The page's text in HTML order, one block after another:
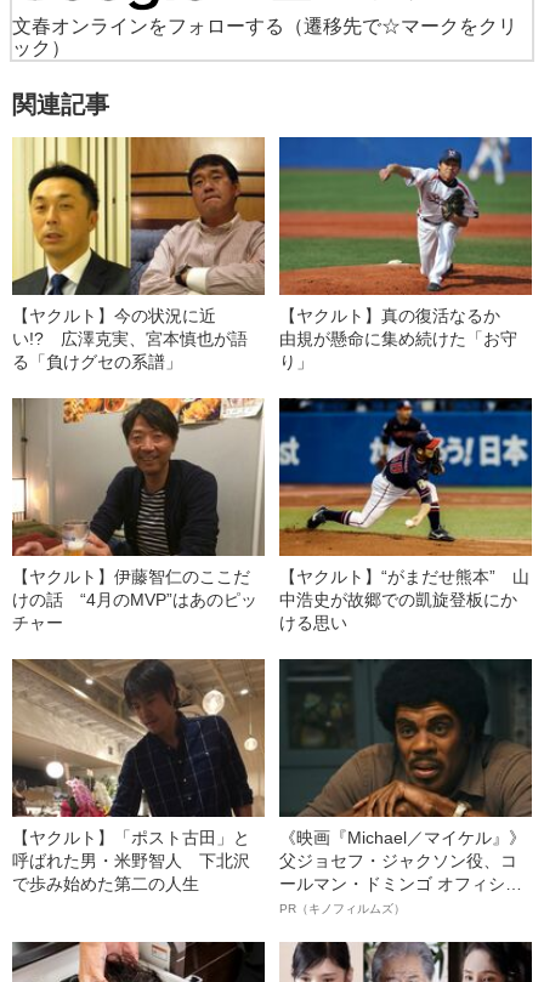
文春オンラインをフォローする
（遷移先で☆マークをクリ
ック）
関連記事
【ヤクルト】今の状況に近
い!? 広澤克実、宮本慎也が語
る「負けグセの系譜」
【ヤクルト】真の復活なるか
由規が懸命に集め続けた「お守
り」
【ヤクルト】伊藤智仁のここだ
けの話 “4月のMVP”はあのピッ
チャー
【ヤクルト】“がまだせ熊本” 山
中浩史が故郷での凱旋登板にか
ける思い
【ヤクルト】「ポスト古田」と
呼ばれた男・米野智人 下北沢
で歩み始めた第二の人生
《映画『Michael／マイケル』》
父ジョセフ・ジャクソン役、コ
ールマン・ドミンゴ オフィシャ
ルインタビュー“観客を魅了した
語る”《日本興収70億円突破》
PR（キノフィルムズ）